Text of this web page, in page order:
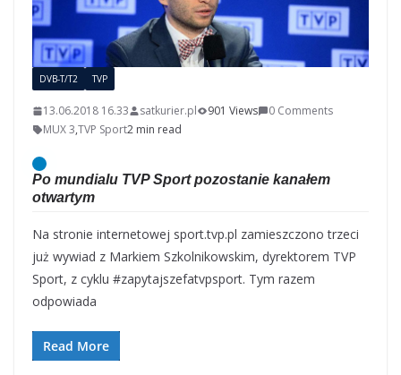
DVB-T/T2 TVP
13.06.2018 16.33 satkurier.pl 901 Views
0 Comments
MUX 3,TVP Sport2 min read
Po mundialu TVP Sport pozostanie kanałem
otwartym
Na stronie internetowej sport.tvp.pl zamieszczono trzeci
już wywiad z Markiem Szkolnikowskim, dyrektorem TVP
Sport, z cyklu #zapytajszefatvpsport. Tym razem
odpowiada
Read More